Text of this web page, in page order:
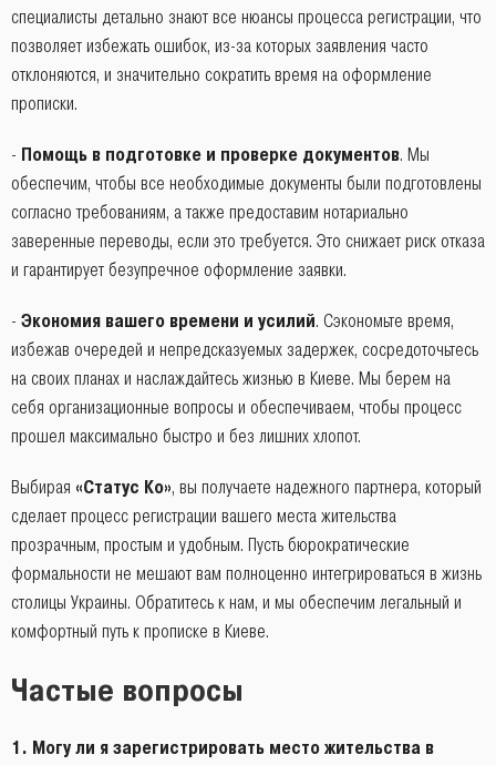
специалисты детально знают все нюансы процесса регистрации, что
позволяет избежать ошибок, из-за которых заявления часто
отклоняются, и значительно сократить время на оформление
прописки.
- Помощь в подготовке и проверке документов. Мы
обеспечим, чтобы все необходимые документы были подготовлены
согласно требованиям, а также предоставим нотариально
заверенные переводы, если это требуется. Это снижает риск отказа
и гарантирует безупречное оформление заявки.
- Экономия вашего времени и усилий. Сэкономьте время,
избежав очередей и непредсказуемых задержек, сосредоточьтесь
на своих планах и наслаждайтесь жизнью в Киеве. Мы берем на
себя организационные вопросы и обеспечиваем, чтобы процесс
прошел максимально быстро и без лишних хлопот.
Выбирая «Статус Ко», вы получаете надежного партнера, который
сделает процесс регистрации вашего места жительства
прозрачным, простым и удобным. Пусть бюрократические
формальности не мешают вам полноценно интегрироваться в жизнь
столицы Украины. Обратитесь к нам, и мы обеспечим легальный и
комфортный путь к прописке в Киеве.
Частые вопросы
1. Могу ли я зарегистрировать место жительства в